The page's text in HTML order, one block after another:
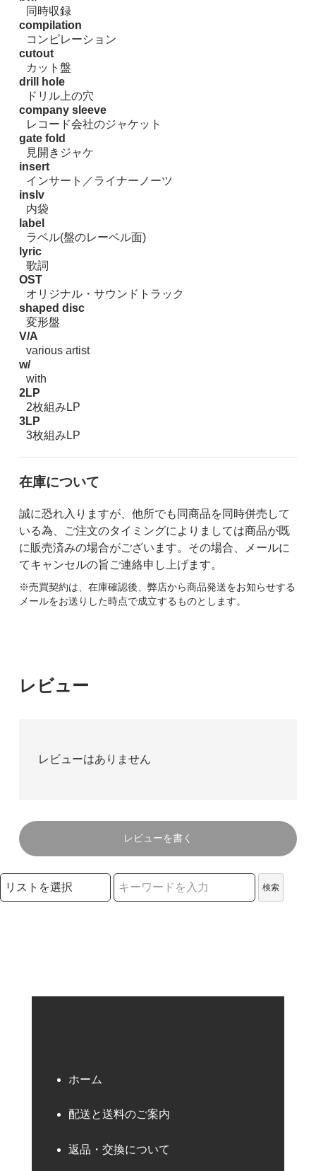
同時収録
compilation
コンピレーション
cutout
カット盤
drill hole
ドリル上の穴
company sleeve
レコード会社のジャケット
gate fold
見開きジャケ
insert
インサート／ライナーノーツ
inslv
内袋
label
ラベル(盤のレーベル面)
lyric
歌詞
OST
オリジナル・サウンドトラック
shaped disc
変形盤
V/A
various artist
w/
with
2LP
2枚組みLP
3LP
3枚組みLP
在庫について
誠に恐れ入りますが、他所でも同商品を同時併売して
いる為、ご注文のタイミングによりましては商品が既
に販売済みの場合がございます。その場合、メールに
てキャンセルの旨ご連絡申し上げます。
※売買契約は、在庫確認後、弊店から商品発送をお知らせする
メールをお送りした時点で成立するものとします。
レビュー
レビューはありません
レビューを書く
検索リストの選択
検索
ホーム
配送と送料のご案内
返品・交換について